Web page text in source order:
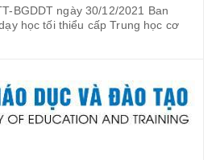
BGDDT ngày 30/12/2021 Ban
học tối thiểu cấp Trung học cơ